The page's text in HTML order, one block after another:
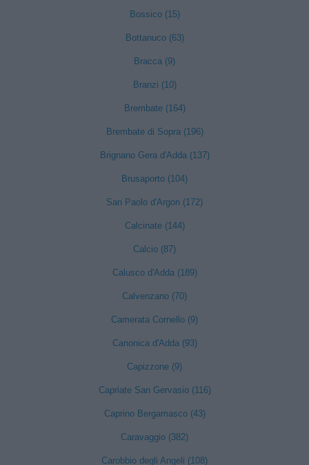
Bossico (15)
Bottanuco (63)
Bracca (9)
Branzi (10)
Brembate (164)
Brembate di Sopra (196)
Brignano Gera d'Adda (137)
Brusaporto (104)
San Paolo d'Argon (172)
Calcinate (144)
Calcio (87)
Calusco d'Adda (189)
Calvenzano (70)
Camerata Cornello (9)
Canonica d'Adda (93)
Capizzone (9)
Capriate San Gervasio (116)
Caprino Bergamasco (43)
Caravaggio (382)
Carobbio degli Angeli (108)